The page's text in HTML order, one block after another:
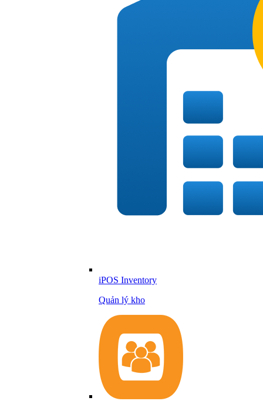
iPOS Inventory
Quản lý kho